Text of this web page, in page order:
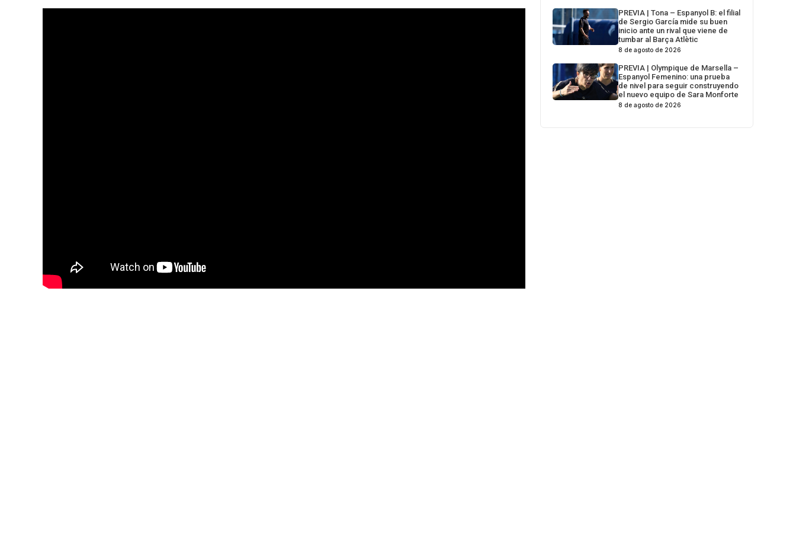
PREVIA | Tona – Espanyol B: el filial
de Sergio García mide su buen
inicio ante un rival que viene de
tumbar al Barça Atlètic
8 de agosto de 2026
PREVIA | Olympique de Marsella –
Espanyol Femenino: una prueba
de nivel para seguir construyendo
el nuevo equipo de Sara Monforte
8 de agosto de 2026